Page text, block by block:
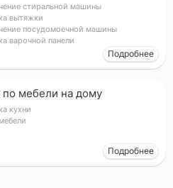
стиральной машины
вытяжки
посудомоечной машины
варочной панели
Подробнее
по мебели на дому
кухни
Подробнее
данных